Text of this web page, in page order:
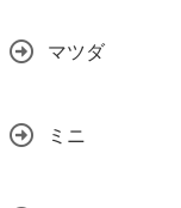
マツダ
ミニ